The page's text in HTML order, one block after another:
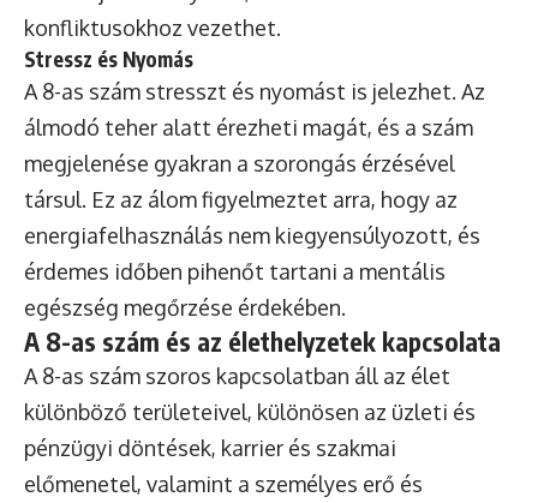
konfliktusokhoz vezethet.
Stressz és Nyomás
A 8-as szám stresszt és nyomást is jelezhet. Az
álmodó teher alatt érezheti magát, és a szám
megjelenése gyakran a szorongás érzésével
társul. Ez az álom figyelmeztet arra, hogy az
energiafelhasználás nem kiegyensúlyozott, és
érdemes időben pihenőt tartani a mentális
egészség megőrzése érdekében.
A 8-as szám és az élethelyzetek kapcsolata
A 8-as szám szoros kapcsolatban áll az élet
különböző területeivel, különösen az üzleti és
pénzügyi döntések, karrier és szakmai
előmenetel, valamint a személyes erő és